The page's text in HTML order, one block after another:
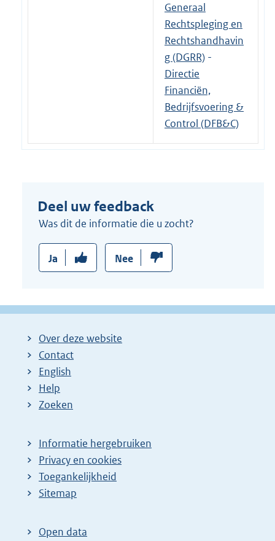
Generaal
Rechtspleging en
Rechtshandhavin
g (DGRR) -
Directie
Financiën,
Bedrijfsvoering &
Control (DFB&C)
Deel uw feedback
Was dit de informatie die u zocht?
Ja Nee
Over deze website
Contact
English
Help
Zoeken
Informatie hergebruiken
Privacy en cookies
Toegankelijkheid
Sitemap
Open data